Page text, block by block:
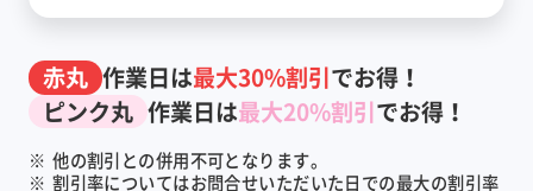
赤丸 作業日は最大30%割引でお得！
ピンク丸 作業日は最大20%割引でお得！
※ 他の割引との併用不可となります。
※ 割引率についてはお問合せいただいた日での最大の割引率